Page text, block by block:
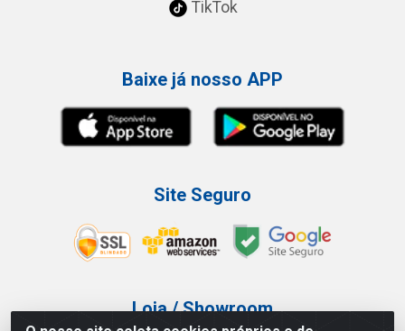
TikTok
Baixe já nosso APP
Site Seguro
Loja / Showroom